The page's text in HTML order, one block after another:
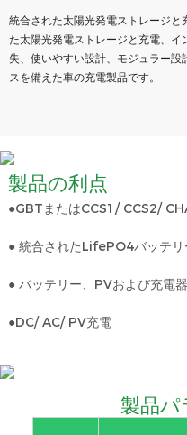
統合された太陽光発電ストレージ
た太陽光発電ストレージと充電、
失、使いやすい設計、モジュラー
スを備えた車の充電製品です。
製品の利点
●GBTまたはCCS1/ CCS2/
● 統合されたLifePO4バッテ
● バッテリー、PVおよび充電
●DC/ AC/ PV充電
製品パ